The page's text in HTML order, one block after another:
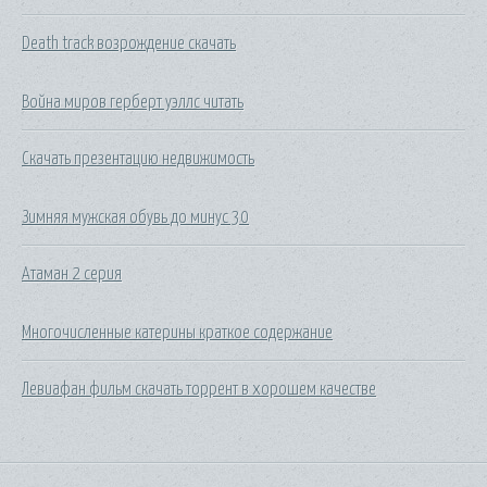
Death track возрождение скачать
Война миров герберт уэллс читать
Скачать презентацию недвижимость
Зимняя мужская обувь до минус 30
Атаман 2 серия
Многочисленные катерины краткое содержание
Левиафан фильм скачать торрент в хорошем качестве